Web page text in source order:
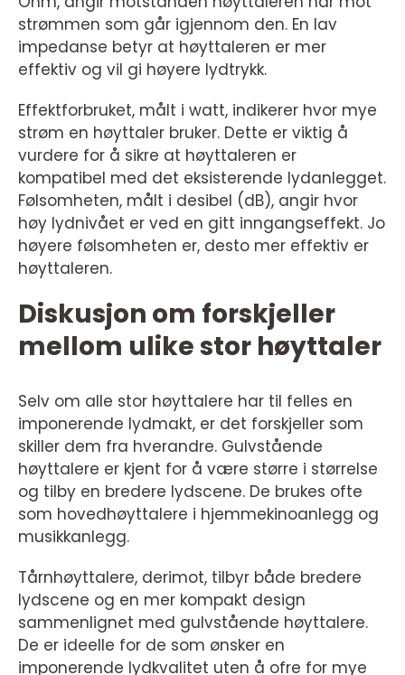
strømmen som går igjennom den. En lav
impedanse betyr at høyttaleren er mer
effektiv og vil gi høyere lydtrykk.
Effektforbruket, målt i watt, indikerer hvor mye
strøm en høyttaler bruker. Dette er viktig å
vurdere for å sikre at høyttaleren er
kompatibel med det eksisterende lydanlegget.
Følsomheten, målt i desibel (dB), angir hvor
høy lydnivået er ved en gitt inngangseffekt. Jo
høyere følsomheten er, desto mer effektiv er
høyttaleren.
Diskusjon om forskjeller
mellom ulike stor høyttaler
Selv om alle stor høyttalere har til felles en
imponerende lydmakt, er det forskjeller som
skiller dem fra hverandre. Gulvstående
høyttalere er kjent for å være større i størrelse
og tilby en bredere lydscene. De brukes ofte
som hovedhøyttalere i hjemmekinoanlegg og
musikkanlegg.
Tårnhøyttalere, derimot, tilbyr både bredere
lydscene og en mer kompakt design
sammenlignet med gulvstående høyttalere.
De er ideelle for de som ønsker en
imponerende lydkvalitet uten å ofre for mye